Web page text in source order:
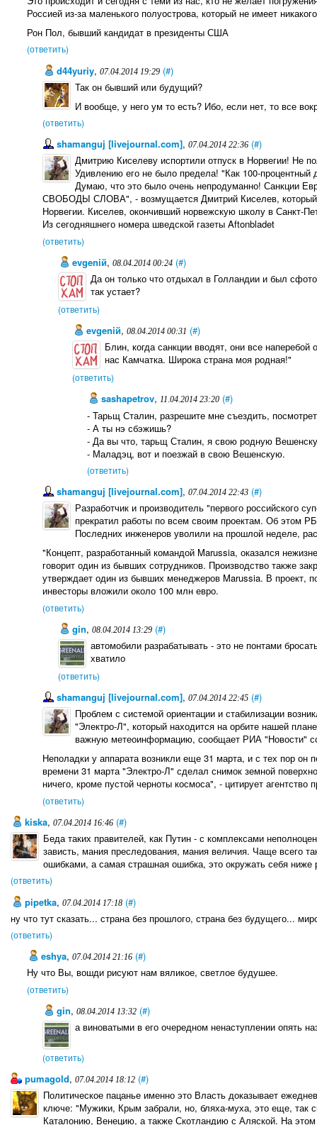
Россией из-за маленького полуострова, который не имеет
Рон Пол, бывший кандидат в президенты США
(ответить)
d44yuriy,07.04.2014 19:29 (#)
Так он бывший или будущий?
И вообще, у него ум то есть? Ибо, если нет, то все
(ответить)
shamanguj [livejournal.com],07.04.2014 22:36 (#)
Дмитрию Киселеву испортили отпуск в Норвегии! Не
Удивлению его не было предела! "Как 100-процентный
Думаю, что это было очень непродуманно! Санкции
СВОБОДЫ СЛОВА", - возмущается Дмитрий Киселев, который
Норвегии. Киселев, окончивший норвежскую школу в Санкт-
Из сегодняшнего номера шведской газеты Aftonbladet
(ответить)
evgeniй, 08.04.2014 00:24 (#)
Да он только что отдыхал в Голландии и был
так устает?
(ответить)
evgeniй,08.04.2014 00:31 (#)
Блин, когда санкции вводят, они все
нас Камчатка. Широка страна моя родная!"
(ответить)
sashapetrov, 11.04.2014 23:20 (#)
- Тарьщ Сталин, разрешите мне съездить,
- А ты нэ сбэжишь?
- Да вы что, тарьщ Сталин, я свою родную
- Маладэц, вот и поезжай в свою Вешенскую.
(ответить)
shamanguj [livejournal.com],07.04.2014 22:43 (#)
Разработчик и производитель "первого российского
прекратил работы по всем своим проектам. Об этом
Последних инженеров уволили на прошлой неделе,
"Концепт, разработанный командой Marussia, оказался
говорит один из бывших сотрудников. Производство также
утверждает один из бывших менеджеров Marussia. В проект,
инвесторы вложили около 100 млн евро.
(ответить)
gin, 08.04.2014 13:29 (#)
автомобили разрабатывать - это не понтами
хватило
(ответить)
shamanguj [livejournal.com],07.04.2014 22:45 (#)
Проблем с системой ориентации и стабилизации
"Электро-Л", который находится на орбите нашей
важную метеоинформацию, сообщает РИА "Новости"
Неполадки у аппарата возникли еще 31 марта, и с тех пор он
времени 31 марта "Электро-Л" сделал снимок земной
ничего, кроме пустой черноты космоса", - цитирует агентство
(ответить)
kiska, 07.04.2014 16:46 (#)
Беда таких правителей, как Путин - с комплексами
зависть, мания преследования, мания величия. Чаще всего
ошибками, а самая страшная ошибка, это окружать себя
(ответить)
pipetka, 07.04.2014 17:18 (#)
ну что тут сказать... страна без прошлого, страна без будущего...
(ответить)
eshya, 07.04.2014 21:16 (#)
Ну что Вы, вошди рисуют нам вяликое, светлое будушее.
(ответить)
gin,08.04.2014 13:32 (#)
а виноватыми в его очередном ненаступлении опять
(ответить)
pumagold, 07.04.2014 18:12 (#)
Политическое пацанье именно это Власть доказывает
ключе: "Мужики, Крым забрали, но, бляха-муха, это еще, так
Каталонию, Венецию, а также Скотландию с Аляской. На этом